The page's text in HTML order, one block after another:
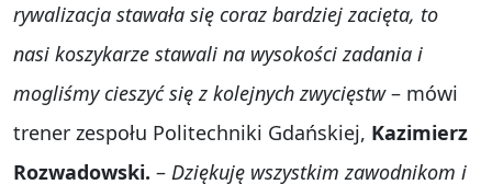
rywalizacja stawała się coraz bardziej zacięta, to
nasi koszykarze stawali na wysokości zadania i
mogliśmy cieszyć się z kolejnych zwycięstw– mówi
trener zespołu Politechniki Gdańskiej, Kazimierz
Rozwadowski. – Dziękuję wszystkim zawodnikom i